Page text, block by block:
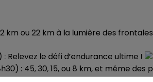
WEEK-END
km ou 22 km à la lumière des
Relevez le défi d’endurance ultime !
: 45, 30, 15, ou 8 km, et même